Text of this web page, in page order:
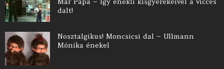
dalt!
Nosztalgikus! Moncsicsi dal – Ullmann
Mónika énekel